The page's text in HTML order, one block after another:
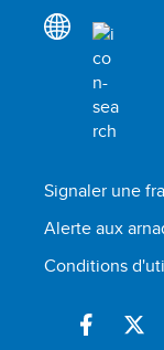
Signaler une
Alerte aux
Conditions